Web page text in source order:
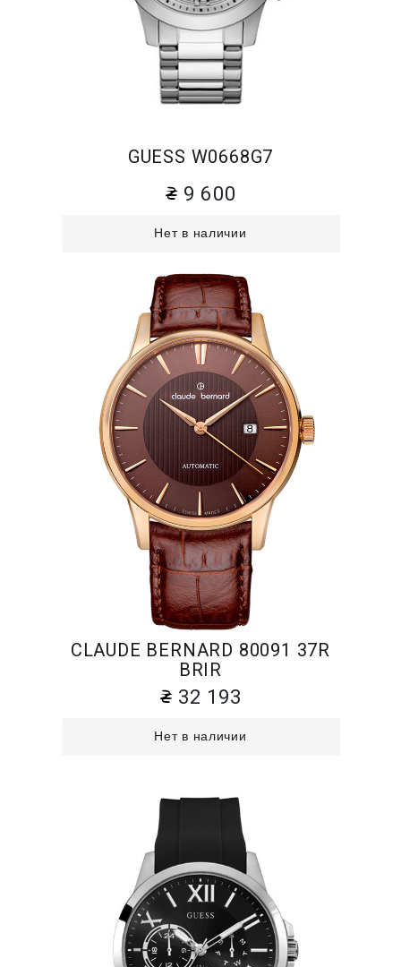
GUESS W0668G7
9 600
Нет в наличии
CLAUDE BERNARD 80091 37R
BRIR
32 193
Нет в наличии